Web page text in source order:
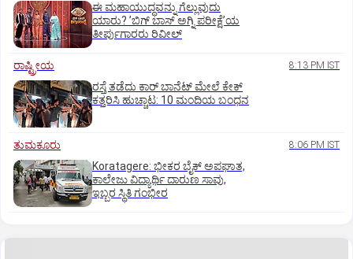
ಈ ಮಹಾಯುದ್ಧವನ್ನು ಗೆಲ್ಲುವುದು
ಯಾರು? ʼಬಿಗ್‌ ಬಾಸ್‌ ಅಗ್ನಿ ಪರೀಕ್ಷೆʼಯ
ತೀರ್ಪುಗಾರರು ರಿವೀಲ್
ರಾಷ್ಟ್ರೀಯ 8:13 PM IST
ರಸ್ತೆ ತಡೆದು ಕಾರ್ ಬಾನೆಟ್ ಮೇಲೆ ಕೇಕ್
ಕತ್ತರಿಸಿ ಹುಚ್ಚಾಟ: 10 ಮಂದಿಯ ಬಂಧನ
ತುಮಕೂರು 8:06 PM IST
Koratagere: ಭೀಕರ ಬೈಕ್ ಅಪಘಾತ,
ಕಾಲೇಜು ವಿದ್ಯಾರ್ಥಿ ದಾರುಣ ಸಾವು,
ಇಬ್ಬರ ಸ್ಥಿತಿ ಗಂಭೀರ